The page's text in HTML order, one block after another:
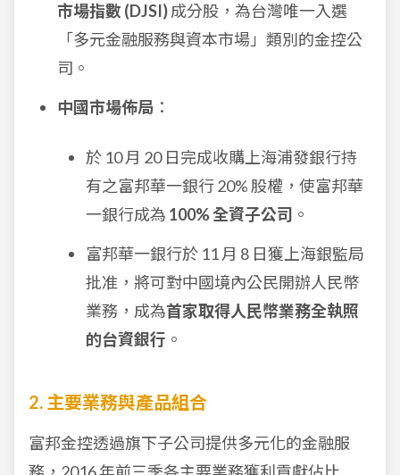
市場指數 (DJSI)成分股，為台灣唯一入選
「多元金融服務與資本市場」類別的金控公
司。
中國市場佈局 ：
於 10 月 20 日完成收購上海浦發銀行持
有之富邦華一銀行 20% 股權，使富邦華
一銀行成為 100% 全資子公司 。
富邦華一銀行於 11 月 8 日獲上海銀監局
批准，將可對中國境內公民開辦人民幣
業務，成為首家取得人民幣業務全執照
的台資銀行 。
2. 主要業務與產品組合
富邦金控透過旗下子公司提供多元化的金融服